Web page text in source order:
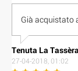
Già acquistato
Tenuta La
27-04-2018, 01:02